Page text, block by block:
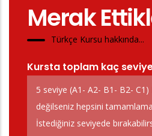
Merak
Türkçe Kursu hakkında...
Kursta toplam kaç
5 seviye (A1- A2- B1- B2- C1)
değilseniz hepsini
İstediğiniz seviyede